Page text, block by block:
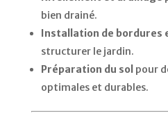
bien drainé.
Installation de bordures
structurer le jardin.
Préparation du sol pour
optimales et durables.